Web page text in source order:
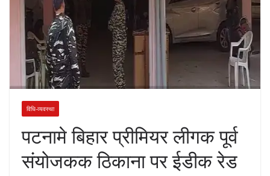
विधि-व्यवस्था
पटनामे बिहार प्रीमियर लीगक पूर्व
संयोजकक ठिकाना पर ईडीक रेड